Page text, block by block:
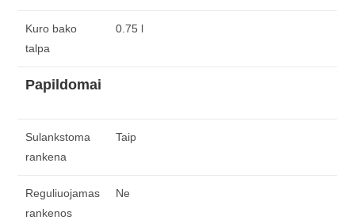
Kuro bako
talpa
0.75 l
Papildomai
Sulankstoma
rankena
Taip
Reguliuojamas
rankenos
Ne